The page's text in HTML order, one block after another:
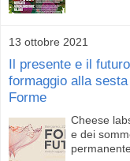
13 ottobre 2021
Il presente e il
formaggio alla
Forme
Cheese
e dei